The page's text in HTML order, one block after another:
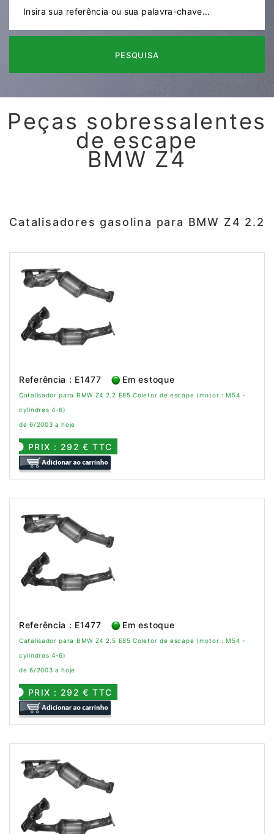
PESQUISA
Peças sobressalentes
de escape
BMW Z4
Catalisadores gasolina para BMW Z4 2.2
Referência : E1477 Em estoque
Catalisador para BMW Z4 2.2 E85 Coletor de escape (motor : M54 -
cylindres 4-6)
de 6/2003 a hoje
PRIX : 292 € TTC
Referência : E1477 Em estoque
Catalisador para BMW Z4 2.5 E85 Coletor de escape (motor : M54 -
cylindres 4-6)
de 6/2003 a hoje
PRIX : 292 € TTC